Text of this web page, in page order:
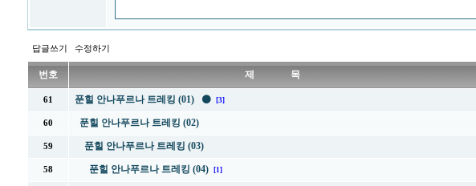
답글쓰기 수정하기
번호 제 목
61 푼힐 안나푸르나 트레킹 (01) ⚫ [3]
60 푼힐 안나푸르나 트레킹 (02)
59 푼힐 안나푸르나 트레킹 (03)
58 푼힐 안나푸르나 트레킹 (04) [1]